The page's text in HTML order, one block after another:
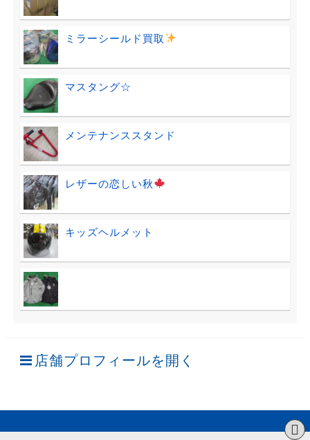
ミラーシールド買取
マスタング☆
メンテナンススタンド
レザーの恋しい秋
キッズヘルメット
店舗プロフィールを開く